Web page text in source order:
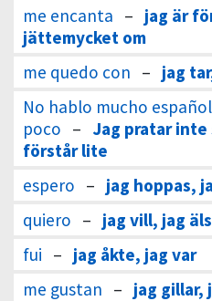
me encanta – jag är
jättemycket om
me quedo con – jag
No hablo mucho
poco – Jag pratar inte
förstår lite
espero – jag hoppas,
quiero – jag vill, jag
fui – jag åkte, jag var
me gustan – jag gillar,